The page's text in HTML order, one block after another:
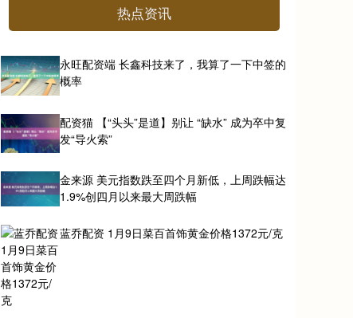
热点资讯
永旺配资端 长鑫科技来了，我算了一下中签的
概率
配资猫 【“头头”是道】别让 “缺水” 成为卒中复
发“导火索”
金来源 美元指数跌至四个月新低，上周跌幅达
1.9%创四月以来最大周跌幅
蓝乔配资 1月9日菜百首饰黄金价格1372元/克